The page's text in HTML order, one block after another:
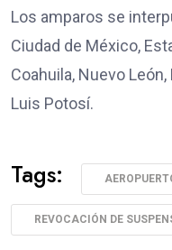
Los amparos se
Ciudad de México,
Coahuila, Nuevo
Luis Potosí.
Tags:
REVOCACIÓN DE